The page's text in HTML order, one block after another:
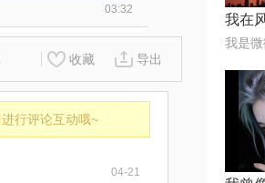
03:32
收藏 导出
行评论互动哦~
04-21
我在
我是